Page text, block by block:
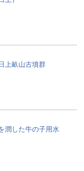
上畝山古墳群
した牛の子用水